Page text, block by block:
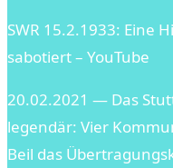
SWR 15.2.1933: Eine
sabotiert – YouTube
20.02.2021 — Das
legendär: Vier
Beil das